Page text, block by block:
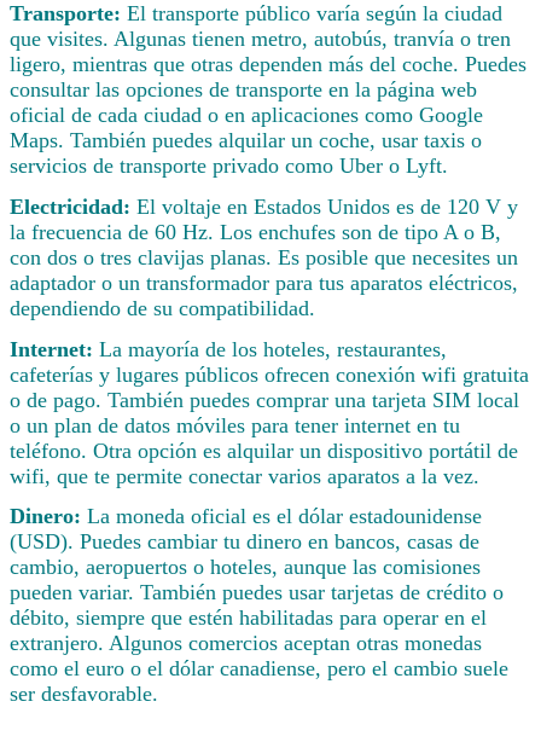
Transporte: El transporte público varía según la ciudad
que visites. Algunas tienen metro, autobús, tranvía o tren
ligero, mientras que otras dependen más del coche. Puedes
consultar las opciones de transporte en la página web
oficial de cada ciudad o en aplicaciones como Google
Maps. También puedes alquilar un coche, usar taxis o
servicios de transporte privado como Uber o Lyft.
Electricidad: El voltaje en Estados Unidos es de 120 V y
la frecuencia de 60 Hz. Los enchufes son de tipo A o B,
con dos o tres clavijas planas. Es posible que necesites un
adaptador o un transformador para tus aparatos eléctricos,
dependiendo de su compatibilidad.
Internet: La mayoría de los hoteles, restaurantes,
cafeterías y lugares públicos ofrecen conexión wifi gratuita
o de pago. También puedes comprar una tarjeta SIM local
o un plan de datos móviles para tener internet en tu
teléfono. Otra opción es alquilar un dispositivo portátil de
wifi, que te permite conectar varios aparatos a la vez.
Dinero: La moneda oficial es el dólar estadounidense
(USD). Puedes cambiar tu dinero en bancos, casas de
cambio, aeropuertos o hoteles, aunque las comisiones
pueden variar. También puedes usar tarjetas de crédito o
débito, siempre que estén habilitadas para operar en el
extranjero. Algunos comercios aceptan otras monedas
como el euro o el dólar canadiense, pero el cambio suele
ser desfavorable.